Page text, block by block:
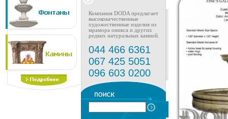
Компания DODA предлагает
высококачественные
художественные изделия из
мрамора оникса и других
редких натуральных камней.
044 466 6361
067 425 5051
096 603 0200